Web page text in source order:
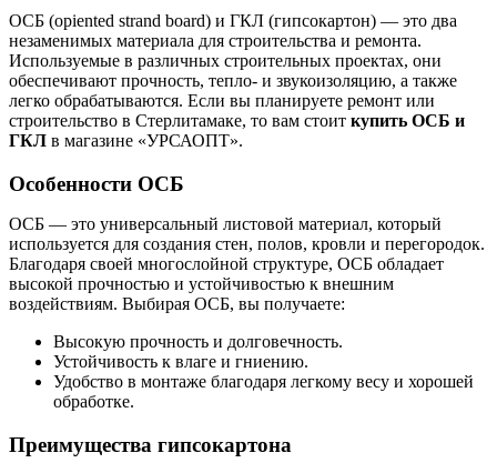
ОСБ (орiented strand board) и ГКЛ (гипсокартон) — это два
незаменимых материала для строительства и ремонта.
Используемые в различных строительных проектах, они
обеспечивают прочность, тепло- и звукоизоляцию, а также
легко обрабатываются. Если вы планируете ремонт или
строительство в Стерлитамаке, то вам стоит купить ОСБ и
ГКЛ в магазине «УРСАОПТ».
Особенности ОСБ
ОСБ — это универсальный листовой материал, который
используется для создания стен, полов, кровли и перегородок.
Благодаря своей многослойной структуре, ОСБ обладает
высокой прочностью и устойчивостью к внешним
воздействиям. Выбирая ОСБ, вы получаете:
Высокую прочность и долговечность.
Устойчивость к влаге и гниению.
Удобство в монтаже благодаря легкому весу и хорошей
обработке.
Преимущества гипсокартона